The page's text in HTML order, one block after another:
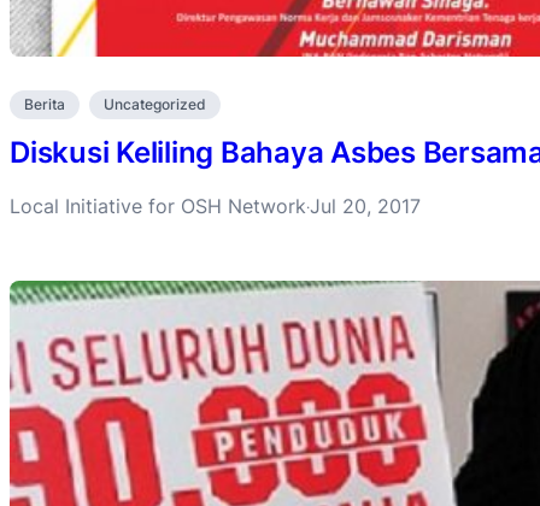
Berita Uncategorized
Diskusi Keliling Bahaya Asbes
Local Initiative for OSH Network·Jul 20, 2017